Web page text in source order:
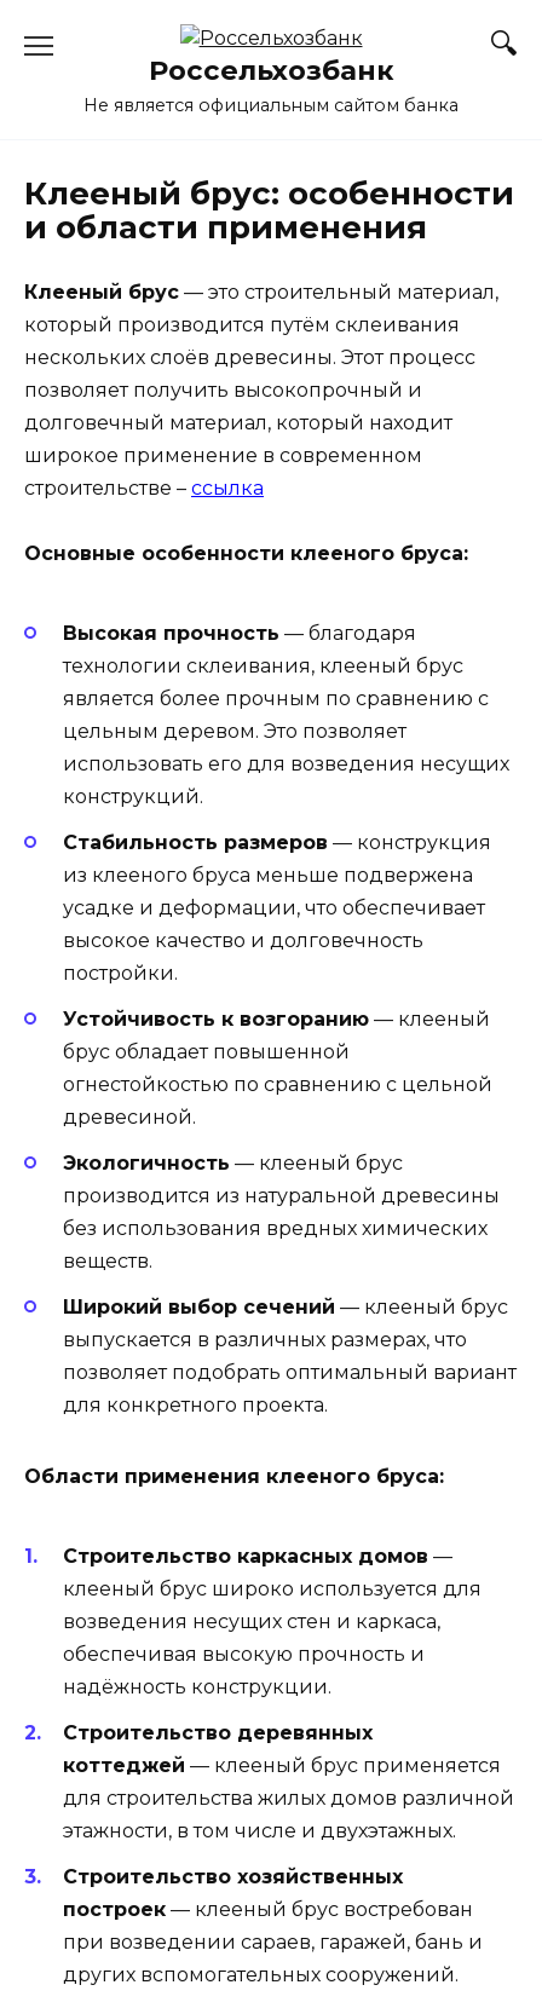
Россельхозбанк
Не является официальным сайтом банка
Клееный брус: особенности
и области применения
Клееный брус — это строительный материал,
который производится путём склеивания
нескольких слоёв древесины. Этот процесс
позволяет получить высокопрочный и
долговечный материал, который находит
широкое применение в современном
строительстве – ссылка
Основные особенности клееного бруса:
Высокая прочность — благодаря
технологии склеивания, клееный брус
является более прочным по сравнению с
цельным деревом. Это позволяет
использовать его для возведения несущих
конструкций.
Стабильность размеров — конструкция
из клееного бруса меньше подвержена
усадке и деформации, что обеспечивает
высокое качество и долговечность
постройки.
Устойчивость к возгоранию — клееный
брус обладает повышенной
огнестойкостью по сравнению с цельной
древесиной.
Экологичность — клееный брус
производится из натуральной древесины
без использования вредных химических
веществ.
Широкий выбор сечений — клееный брус
выпускается в различных размерах, что
позволяет подобрать оптимальный вариант
для конкретного проекта.
Области применения клееного бруса:
Строительство каркасных домов —
клееный брус широко используется для
возведения несущих стен и каркаса,
обеспечивая высокую прочность и
надёжность конструкции.
Строительство деревянных
коттеджей — клееный брус применяется
для строительства жилых домов различной
этажности, в том числе и двухэтажных.
Строительство хозяйственных
построек — клееный брус востребован
при возведении сараев, гаражей, бань и
других вспомогательных сооружений.